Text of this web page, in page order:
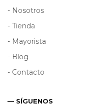
- Nosotros
- Tienda
- Mayorista
- Blog
- Contacto
— SÍGUENOS